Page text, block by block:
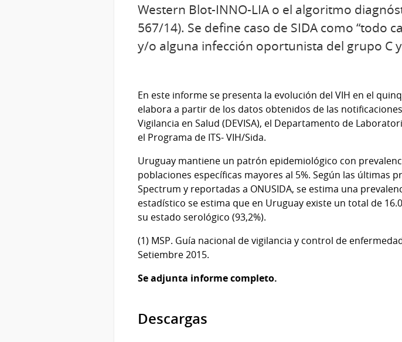
Western Blot-INNO-LIA o el algoritmo
567/14). Se define caso de SIDA como “todo
y/o alguna infección oportunista del grupo C
En este informe se presenta la evolución del VIH en el
elabora a partir de los datos obtenidos de las
Vigilancia en Salud (DEVISA), el Departamento de
el Programa de ITS- VIH/Sida.
Uruguay mantiene un patrón epidemiológico con
poblaciones específicas mayores al 5%. Según las últimas
Spectrum y reportadas a ONUSIDA, se estima una
estadístico se estima que en Uruguay existe un total de
su estado serológico (93,2%).
(1) MSP. Guía nacional de vigilancia y control de
Setiembre 2015.
Se adjunta informe completo.
Descargas